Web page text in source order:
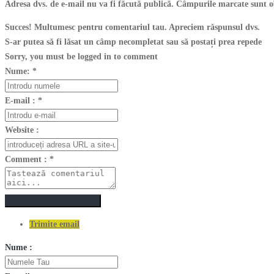
Adresa dvs. de e-mail nu va fi făcută publică. Câmpurile marcate sunt
Succes! Multumesc pentru comentariul tau. Apreciem răspunsul dvs.
S-ar putea să fi lăsat un câmp necompletat sau să postați prea repede
Sorry, you must be logged in to comment
Nume: *
E-mail : *
Website :
Comment : *
Trimite email
Nume :